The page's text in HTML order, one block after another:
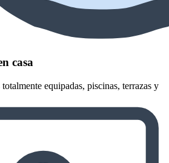
casa
equipadas, piscinas, terrazas y